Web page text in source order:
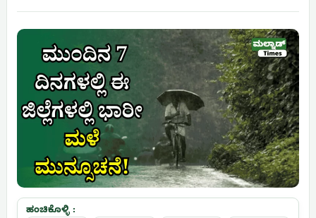
ಹಂಚಿಕೊಳ್ಳಿ :